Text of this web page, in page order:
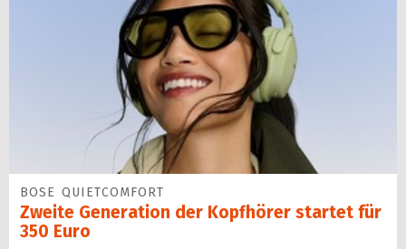
BOSE QUIETCOMFORT
Zweite Generation der Kopfhörer startet für
350 Euro